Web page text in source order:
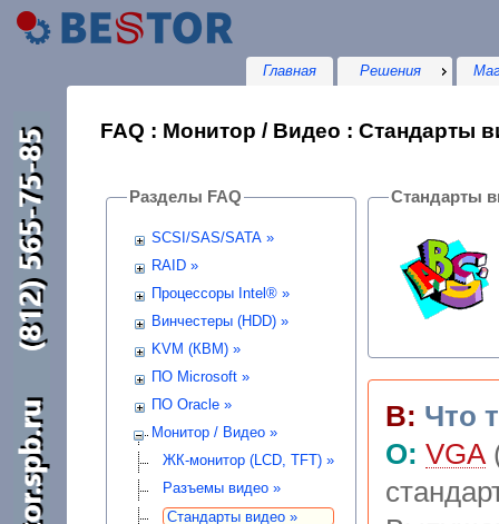
Главная Решения
FAQ : Монитор / Видео : Стандарты
Разделы FAQ
SCSI/SAS/SATA »
RAID »
Процессоры Intel® »
Винчестеры (HDD) »
KVM (КВМ) »
ПО Microsoft »
ПО Oracle »
Монитор / Видео »
ЖК-монитор (LCD, TFT) »
Разъемы видео »
Стандарты видео »
Стандарты
В: Что
О: VGA